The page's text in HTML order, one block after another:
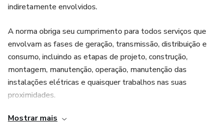
indiretamente envolvidos.
A norma obriga seu cumprimento para todos serviços que
envolvam as fases de geração, transmissão, distribuição e
consumo, incluindo as etapas de projeto, construção,
montagem, manutenção, operação, manutenção das
instalações elétricas e quaisquer trabalhos nas suas
proximidades.
Hoje a norma se encontra em sua 4° (quarta) atualização,
Mostrar mais